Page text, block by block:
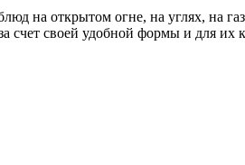
на открытом огне, на углях, на
счет своей удобной формы и для их